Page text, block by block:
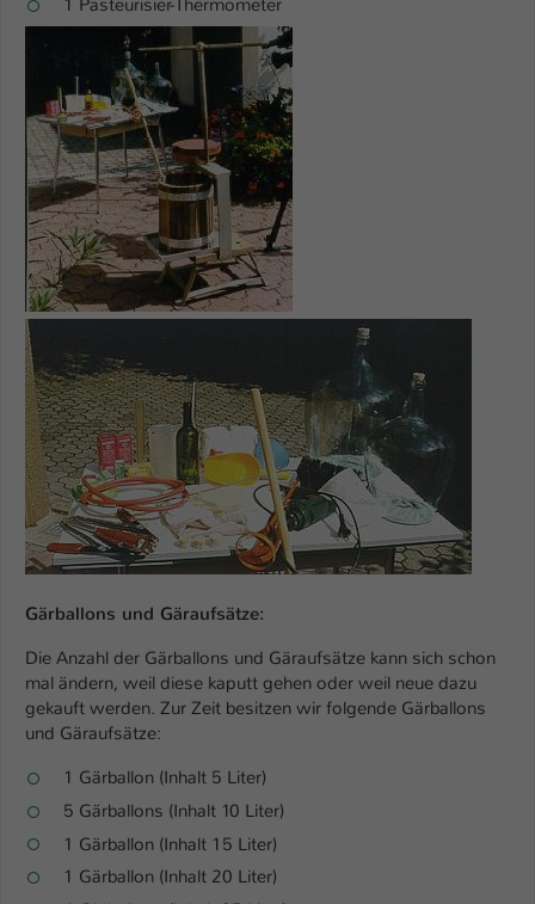
Show larger version
Show larger version
Gärballons und Gäraufsätze:
Die Anzahl der Gärballons und Gäraufsätze kann sich schon
mal ändern, weil diese kaputt gehen oder weil neue dazu
gekauft werden. Zur Zeit besitzen wir folgende Gärballons
und Gäraufsätze:
1 Gärballon (Inhalt 5 Liter)
5 Gärballons (Inhalt 10 Liter)
1 Gärballon (Inhalt 15 Liter)
1 Gärballon (Inhalt 20 Liter)